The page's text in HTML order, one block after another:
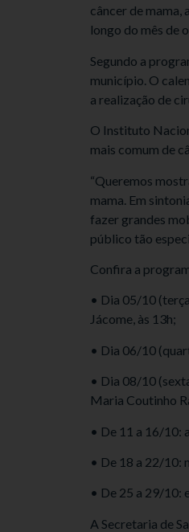
câncer de mama,
longo do mês de
Segundo a
município. O
a realização de
O Instituto
mais comum de
“Queremos
mama. Em
fazer grandes
público tão
Confira a
• Dia 05/10
Jácome, às 13h;
• Dia 06/10
• Dia 08/10
Maria Coutinho
• De 11 a 16/10:
• De 18 a 22/10:
• De 25 a 29/10:
A Secretaria de